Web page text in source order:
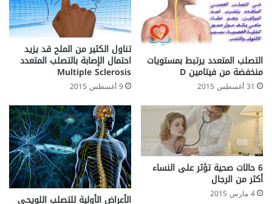
التصلب المتعدد يرتبط بمستويات
منخفضة من فيتامين D
31 أغسطس 2015
تناول الكثير من الملح قد يزيد
احتمال الإصابة بالتصلب المتعدد
Multiple Sclerosis
9 أغسطس 2015
6 حالات صحية تؤثر على النساء
أكثر من الرجال
4 مارس 2015 الأعراض الأولية للتصلب اللويحي